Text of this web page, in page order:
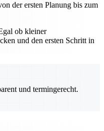
der ersten Planung bis zum
ob kleiner
und den ersten Schritt in
und termingerecht.